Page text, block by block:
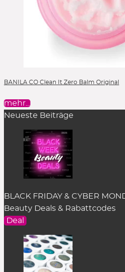
BANILA CO Clean It Zero Balm Original
mehr…
Neueste Beiträge
BLACK FRIDAY & CYBER
Beauty Deals & Rabattcodes
Deal